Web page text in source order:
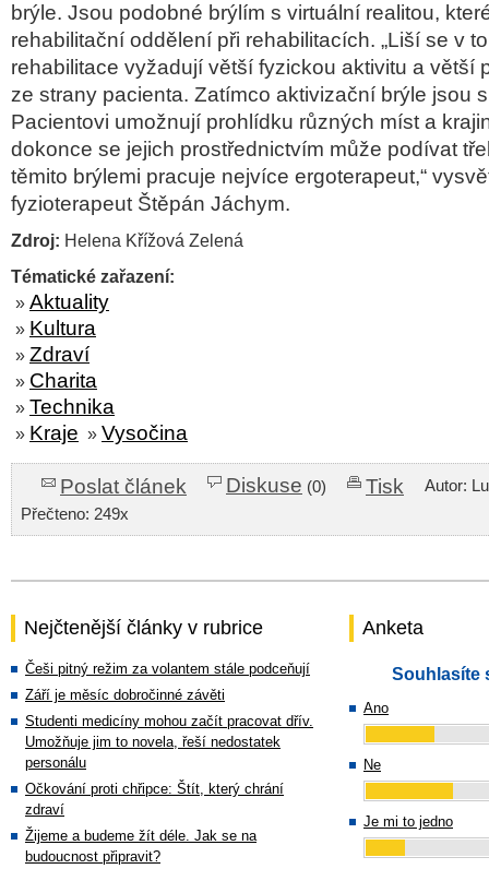
brýle. Jsou podobné brýlím s virtuální realitou,
rehabilitační oddělení při rehabilitacích. „Liší se v
rehabilitace vyžadují větší fyzickou aktivitu a větší
ze strany pacienta. Zatímco aktivizační brýle jsou
Pacientovi umožnují prohlídku různých míst a
dokonce se jejich prostřednictvím může podívat
těmito brýlemi pracuje nejvíce ergoterapeut,“
fyzioterapeut Štěpán Jáchym.
Zdroj: Helena Křížová Zelená
Tématické zařazení:
» Aktuality
» Kultura
» Zdraví
» Charita
» Technika
» Kraje » Vysočina
Poslat článek Diskuse (0) Tisk
Autor:
Přečteno: 249x
Nejčtenější články v rubrice
Češi pitný režim za volantem stále podceňují
Září je měsíc dobročinné závěti
Studenti medicíny mohou začít pracovat dřív.
Umožňuje jim to novela, řeší nedostatek
personálu
Očkování proti chřipce: Štít, který chrání
zdraví
Žijeme a budeme žít déle. Jak se na
budoucnost připravit?
Anketa
Souhlasíte
Ano
Ne
Je mi to jedno